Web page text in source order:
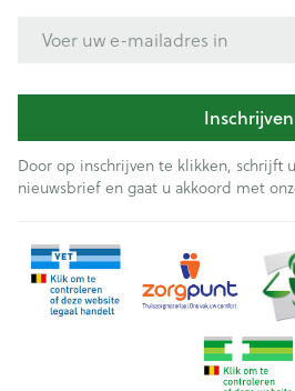
Inschrijven
Door op inschrijven te klikken, schrijft
nieuwsbrief en gaat u akkoord met